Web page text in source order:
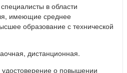
специалисты в области
имеющие среднее
образование с технической
дистанционная.
удостоверение о повышении